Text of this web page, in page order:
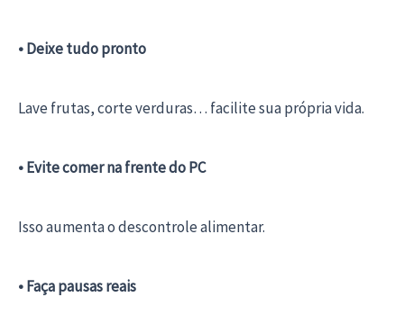
• Deixe tudo pronto
Lave frutas, corte verduras… facilite sua própria vida.
• Evite comer na frente do PC
Isso aumenta o descontrole alimentar.
• Faça pausas reais